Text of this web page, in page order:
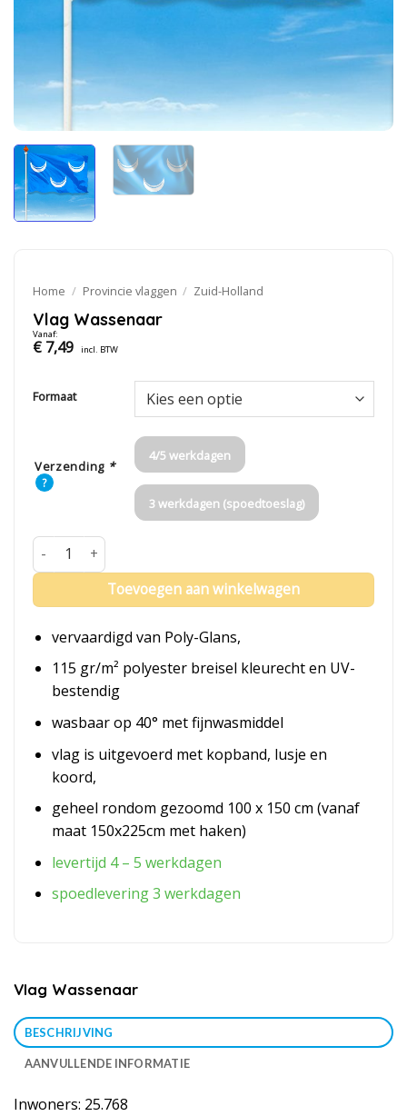
Home / Provincie vlaggen / Zuid-Holland
Vlag Wassenaar
Vanaf:
€7,49 incl. BTW
Formaat
Verzending *
?
4/5 werkdagen
3 werkdagen (spoedtoeslag)
Vlag Wassenaar aantal
Toevoegen aan winkelwagen
vervaardigd van Poly-Glans,
115 gr/m² polyester breisel kleurecht en UV-
bestendig
wasbaar op 40° met fijnwasmiddel
vlag is uitgevoerd met kopband, lusje en
koord,
geheel rondom gezoomd 100 x 150 cm (vanaf
maat 150x225cm met haken)
levertijd 4 – 5 werkdagen
spoedlevering 3 werkdagen
Vlag Wassenaar
BESCHRIJVING
AANVULLENDE INFORMATIE
Inwoners: 25.768